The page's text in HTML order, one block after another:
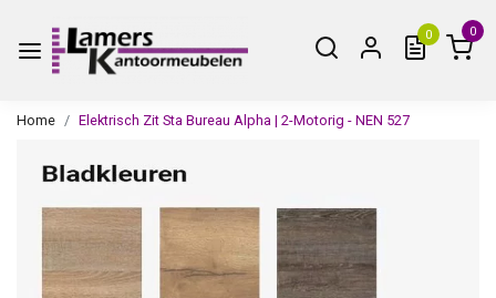
0 0
Home Elektrisch Zit Sta Bureau Alpha | 2-Motorig - NEN 527